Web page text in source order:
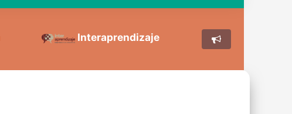
Interaprendizaje